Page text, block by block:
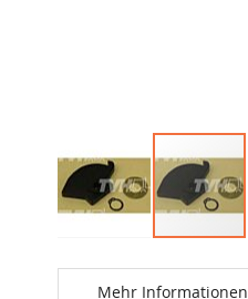
zum
AnfangMehr Informationen